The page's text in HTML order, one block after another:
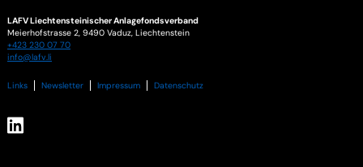
LAFV Liechtensteinischer Anlagefondsverband
Meierhofstrasse 2, 9490 Vaduz, Liechtenstein
+423 230 07 70
info@lafv.li
Links Newsletter Impressum Datenschutz